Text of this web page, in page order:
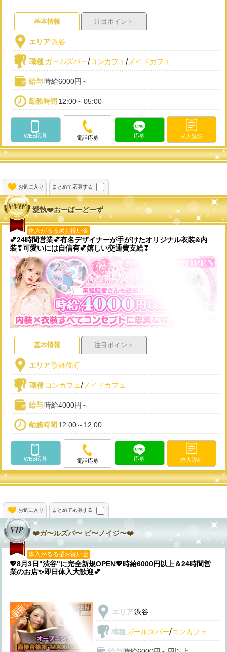
基本情報 注目ポイント
エリア渋谷
職種 ガールズバー/コンカフェ/ メイドカフェ
給与時給6000円～
勤務時間 12:00～05:00
WEB応募 電話応募 応募 求人詳細
お気に入り まとめて応募する
愛執❤️おーばーどーず
体入がるる💰お祝い金
💕24時間営業💕有名デザイナーが手がけたオリジナル衣装&内
装❣可愛いには自信有💕嬉しい交通費支給❣
基本情報 注目ポイント
エリア歌舞伎町
職種 コンカフェ/ メイドカフェ
給与時給4000円～
勤務時間 12:00～12:00
WEB応募 電話応募 応募 求人詳細
お気に入り まとめて応募する
❤️ガ〜ルズバ〜 ビ〜ノイジ〜❤️
体入がるる💰お祝い金
💖8月3日"渋谷"に完全新規OPEN💖時給6000円以上＆24時間営
業のお店✨即日体入大歓迎💕
エリア渋谷
職種ガールズバー/コンカフェ